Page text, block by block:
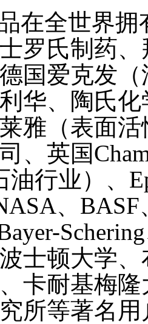
在全世界拥
罗氏制药
国爱克发
华、陶氏
雅（表面
、英国
油行业）、
、
士顿大学
卡耐基梅
所等著名用